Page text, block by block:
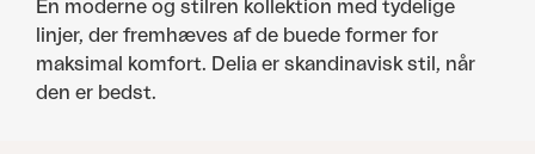
En moderne og stilren kollektion med tydelige
linjer, der fremhæves af de buede former for
maksimal komfort. Delia er skandinavisk stil, når
den er bedst.